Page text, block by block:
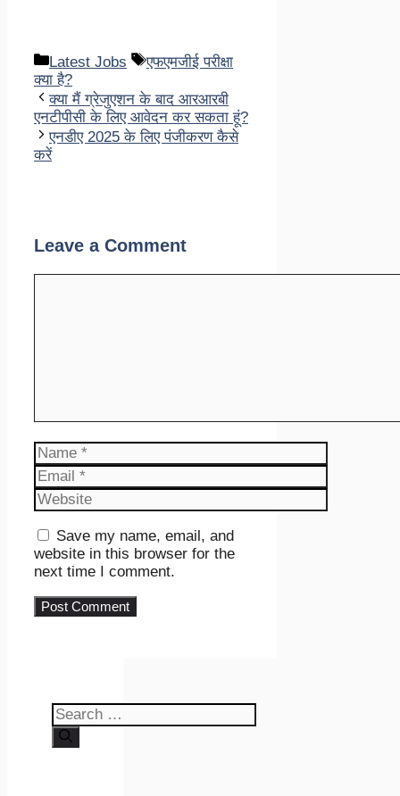
Categories
Latest Jobs Tags
एफएमजीई परीक्षा
क्या है?
क्या मैं ग्रेजुएशन के बाद आरआरबी
एनटीपीसी के लिए आवेदन कर सकता हूं?
एनडीए 2025 के लिए पंजीकरण कैसे
करें
Leave a Comment
Name
Email
Website
Save my name, email, and
website in this browser for the
next time I comment.
Search
for: